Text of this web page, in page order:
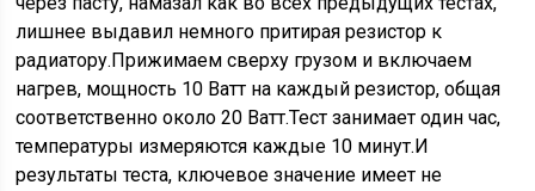
лишнее выдавил немного притирая резистор к
радиатору.Прижимаем сверху грузом и включаем
нагрев, мощность 10 Ватт на каждый резистор, общая
соответственно около 20 Ватт.Тест занимает один час,
температуры измеряются каждые 10 минут.И
результаты теста, ключевое значение имеет не